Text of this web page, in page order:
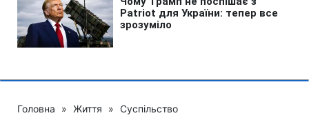
Головна » Життя » Суспільство